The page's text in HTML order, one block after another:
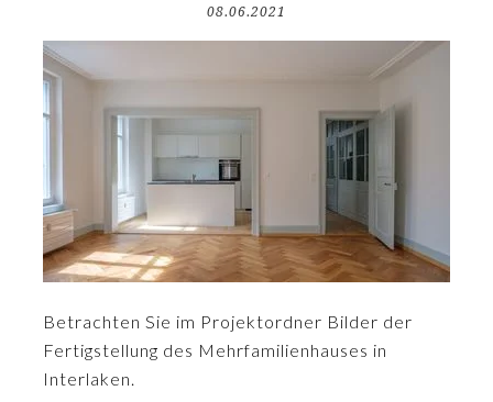
08.06.2021
Betrachten Sie im Projektordner Bilder der
Fertigstellung des Mehrfamilienhauses in
Interlaken.